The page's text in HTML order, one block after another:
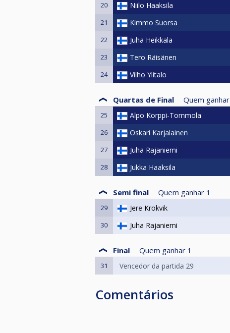
20 Niilo Haaksila
21 Kimmo Suorsa
22 Juha Heikkala
23 Tero Räisänen
24 Vilho Ylitalo
Quartas de Final Quem ganhar
25 Alpo Korppi-Tommola
26 Oskari Karjalainen
27 Juha Rajaniemi
28 Jukka Haaksila
Semi final Quem ganhar 1
29 Jere Krokvik
30 Juha Rajaniemi
Final Quem ganhar 1
31 Vencedor da partida 29
Comentários